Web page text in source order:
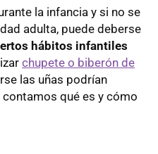
la infancia y si no se
adulta, puede deberse
hábitos infantiles
chupete o biberón de
las uñas podrían
qué es y cómo